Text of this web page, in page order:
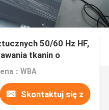
50/60 Hz HF,
tkanin o
：WBA
Skontaktuj się z